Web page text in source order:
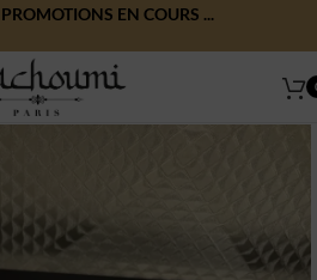
EN COURS ...